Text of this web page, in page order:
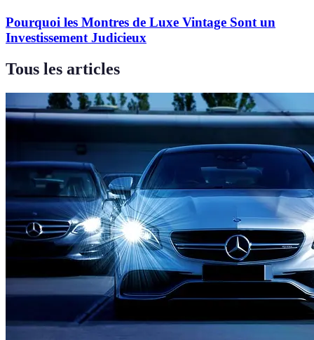
Pourquoi les Montres de Luxe Vintage Sont un
Investissement Judicieux
Tous les articles